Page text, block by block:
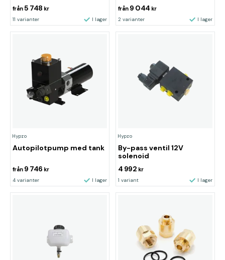
från5 748 kr
11 varianter I lager
från 9 044 kr
2 varianter I lager
Hypro
Autopilotpump med tank
från 9 746 kr
4 varianter I lager
Hypro
By-pass ventil 12V
solenoid
4 992 kr
1 variant I lager